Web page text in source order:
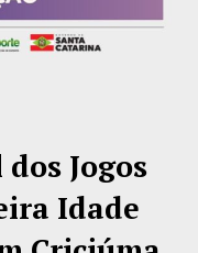
Jogos
Idade